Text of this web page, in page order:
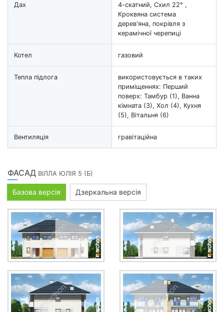
Дах
4-скатний, Схил 22° ,
Кроквяна система
дерев'яна, покрівля з
керамічної черепиці
Котел газовий
Тепла підлога
використовується в таких
приміщеннях: Перший
поверх: Тамбур (1), Ванна
кімната (3), Хол (4), Кухня
(5), Вітальня (6)
Вентиляція гравітаційна
ФАСАД ВІЛЛА ЮЛІЯ 5 (Б)
Базова версія Дзеркальна версія